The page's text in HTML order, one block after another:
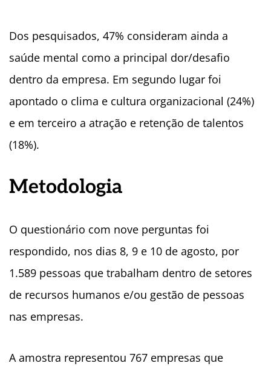
Dos pesquisados, 47% consideram ainda a
saúde mental como a principal dor/desafio
dentro da empresa. Em segundo lugar foi
apontado o clima e cultura organizacional (24%)
e em terceiro a atração e retenção de talentos
(18%).
Metodologia
O questionário com nove perguntas foi
respondido, nos dias 8, 9 e 10 de agosto, por
1.589 pessoas que trabalham dentro de setores
de recursos humanos e/ou gestão de pessoas
nas empresas.
A amostra representou 767 empresas que